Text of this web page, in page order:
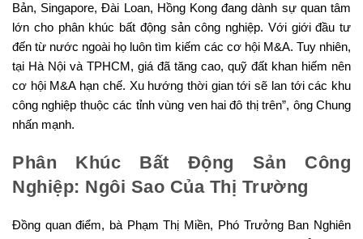
Bản, Singapore, Đài Loan, Hồng Kong đang dành sự quan tâm
lớn cho phân khúc bất động sản công nghiệp. Với giới đầu tư
đến từ nước ngoài họ luôn tìm kiếm các cơ hội M&A. Tuy nhiên,
tại Hà Nội và TPHCM, giá đã tăng cao, quỹ đất khan hiếm nên
cơ hội M&A hạn chế. Xu hướng thời gian tới sẽ lan tới các khu
công nghiệp thuộc các tỉnh vùng ven hai đô thị trên”, ông Chung
nhấn mạnh.
Phân Khúc Bất Động Sản Công
Nghiệp: Ngôi Sao Của Thị Trường
Đồng quan điểm, bà Phạm Thị Miền, Phó Trưởng Ban Nghiên